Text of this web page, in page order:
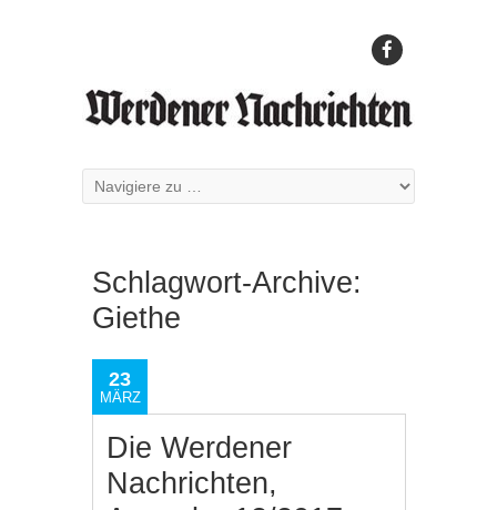
Schlagwort-Archive:
Giethe
23
MÄRZ
Die Werdener
Nachrichten,